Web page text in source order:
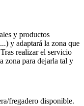
y productos
y adaptará la zona que
realizar el servicio
zona para dejarla tal y
fregadero disponible.